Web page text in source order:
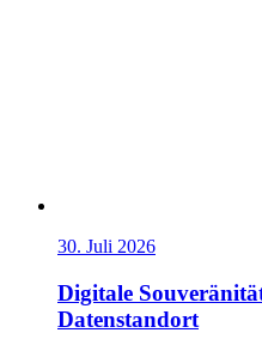
30. Juli 2026
Digitale
Datenstandort